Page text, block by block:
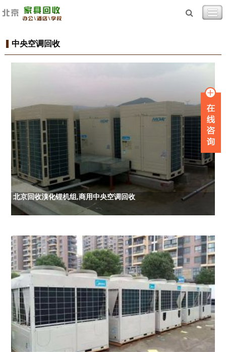
中央空调回收
北京回收溴化锂机组,商用中央空调回收